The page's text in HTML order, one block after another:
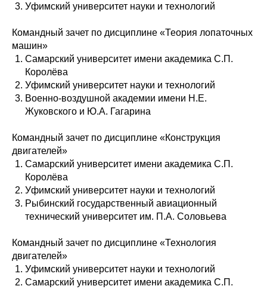
Уфимский университет науки и технологий
Командный зачет по дисциплине «Теория лопаточных
машин»
Самарский университет имени академика С.П.
Королёва
Уфимский университет науки и технологий
Военно-воздушной академии имени Н.Е.
Жуковского и Ю.А. Гагарина
Командный зачет по дисциплине «Конструкция
двигателей»
Самарский университет имени академика С.П.
Королёва
Уфимский университет науки и технологий
Рыбинский государственный авиационный
технический университет им. П.А. Соловьева
Командный зачет по дисциплине «Технология
двигателей»
Уфимский университет науки и технологий
Самарский университет имени академика С.П.